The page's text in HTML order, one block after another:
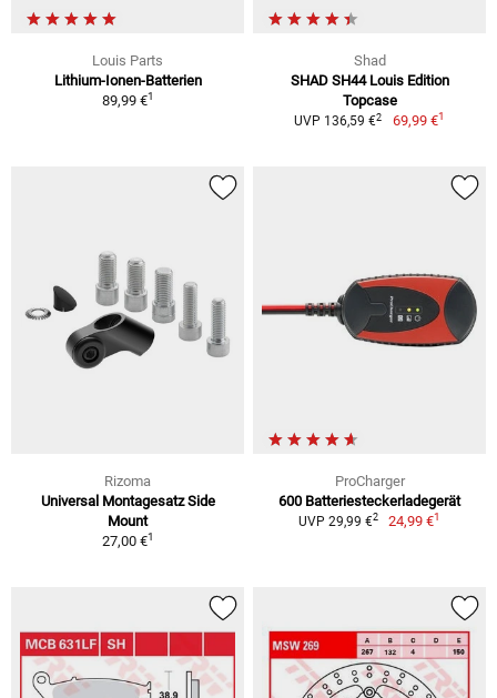
Louis Parts
Lithium-Ionen-Batterien
89,99 €1
Shad
SHAD SH44 Louis Edition
Topcase
UVP 136,59 €2 69,99 €1
Rizoma
Universal Montagesatz Side
Mount
27,00 €1
ProCharger
600 Batteriesteckerladegerät
UVP 29,99 €2 24,99 €1